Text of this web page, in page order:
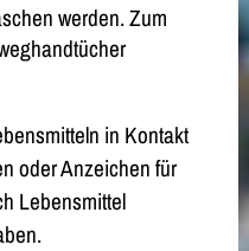
werden. Zum
in Kontakt
oder Anzeichen für
Lebensmittel